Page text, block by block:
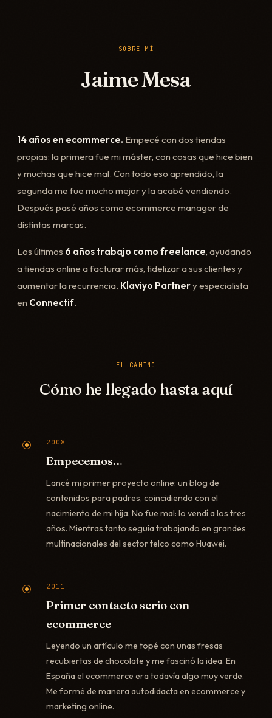
SOBRE MÍ
Jaime Mesa
14 años en ecommerce. Empecé con dos tiendas
propias: la primera fue mi máster, con cosas que hice bien
y muchas que hice mal. Con todo eso aprendido, la
segunda me fue mucho mejor y la acabé vendiendo.
Después pasé años como ecommerce manager de
distintas marcas.
Los últimos 6 años trabajo como freelance, ayudando
a tiendas online a facturar más, fidelizar a sus clientes y
aumentar la recurrencia. Klaviyo Partnery especialista
en Connectif.
EL CAMINO
Cómo he llegado hasta aquí
2008
Empecemos…
Lancé mi primer proyecto online: un blog de
contenidos para padres, coincidiendo con el
nacimiento de mi hija. No fue mal: lo vendí a los tres
años. Mientras tanto seguía trabajando en grandes
multinacionales del sector telco como Huawei.
2011
Primer contacto serio con
ecommerce
Leyendo un artículo me topé con unas fresas
recubiertas de chocolate y me fascinó la idea. En
España el ecommerce era todavía algo muy verde.
Me formé de manera autodidacta en ecommerce y
marketing online.